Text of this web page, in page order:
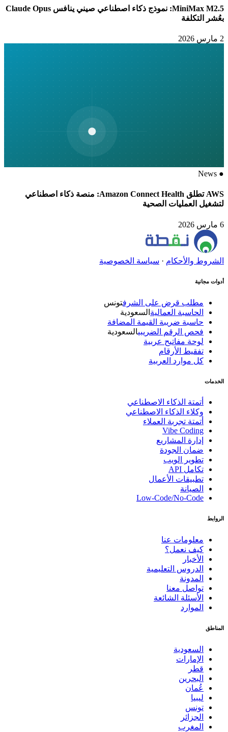
MiniMax M2.5: نموذج ذكاء اصطناعي صيني ينافس Claude Opus
بعُشر التكلفة
●
News
AWS تطلق Amazon Connect Health: منصة ذكاء اصطناعي
لتشغيل العمليات الصحية
الشروط والأحكام· سياسة الخصوصية
أدوات مجانية
مطلب قرض على الشرف تونس
الحاسبة العماليةالسعودية
حاسبة ضريبة القيمة المضافة
فحص الرقم الضريبيالسعودية
لوحة مفاتيح عربية
تفقيط الأرقام
كل موارد العربية
الخدمات
أتمتة الذكاء الاصطناعي
وكلاء الذكاء الاصطناعي
أتمتة تجربة العملاء
Vibe Coding
إدارة المشاريع
ضمان الجودة
تطوير الويب
تكامل API
تطبيقات الأعمال
الصيانة
Low-Code/No-Code
الروابط
معلومات عنا
كيف نعمل؟
الأخبار
الدروس التعليمية
المدونة
تواصل معنا
الأسئلة الشائعة
الموارد
المناطق
السعودية
الإمارات
قطر
البحرين
عُمان
ليبيا
تونس
الجزائر
المغرب